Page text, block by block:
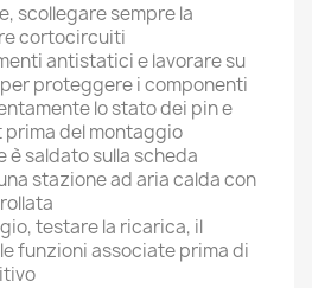
scollegare sempre la
cortocircuiti
antistatici e lavorare su
proteggere i componenti
lo stato dei pin e
del montaggio
è saldato sulla scheda
stazione ad aria calda con
testare la ricarica, il
funzioni associate prima di